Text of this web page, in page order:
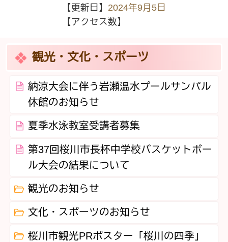
【更新日】 2024年9月5日
【アクセス数】
観光・文化・スポーツ
納涼大会に伴う岩瀬温水プールサンパル
休館のお知らせ
夏季水泳教室受講者募集
第37回桜川市長杯中学校バスケットボー
ル大会の結果について
観光のお知らせ
文化・スポーツのお知らせ
桜川市観光PRポスター「桜川の四季」